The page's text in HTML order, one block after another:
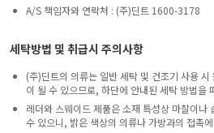
A/S 책임자와 연락처 : (주)딘트 1600-3178
세탁방법 및 취급시 주의사항
(주)딘트의 의류는 일반 세탁 및 건조기 사용
이 될 수 있으므로, 하단에 안내된 세탁 방법을
레더와 스웨이드 제품은 소재 특성상 마찰이나
수 있으니, 밝은 색상의 의류나 가방과의 접촉